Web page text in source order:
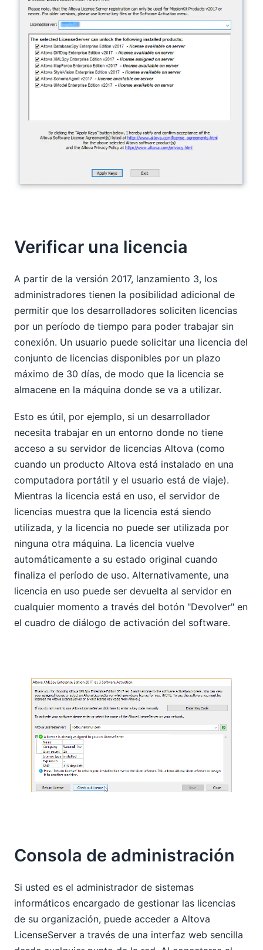
Verificar una licencia
A partir de la versión 2017, lanzamiento 3, los
administradores tienen la posibilidad adicional de
permitir que los desarrolladores soliciten licencias
por un período de tiempo para poder trabajar sin
conexión. Un usuario puede solicitar una licencia del
conjunto de licencias disponibles por un plazo
máximo de 30 días, de modo que la licencia se
almacene en la máquina donde se va a utilizar.
Esto es útil, por ejemplo, si un desarrollador
necesita trabajar en un entorno donde no tiene
acceso a su servidor de licencias Altova (como
cuando un producto Altova está instalado en una
computadora portátil y el usuario está de viaje).
Mientras la licencia está en uso, el servidor de
licencias muestra que la licencia está siendo
utilizada, y la licencia no puede ser utilizada por
ninguna otra máquina. La licencia vuelve
automáticamente a su estado original cuando
finaliza el período de uso. Alternativamente, una
licencia en uso puede ser devuelta al servidor en
cualquier momento a través del botón "Devolver" en
el cuadro de diálogo de activación del software.
Consola de administración
Si usted es el administrador de sistemas
informáticos encargado de gestionar las licencias
de su organización, puede acceder a Altova
LicenseServer a través de una interfaz web sencilla